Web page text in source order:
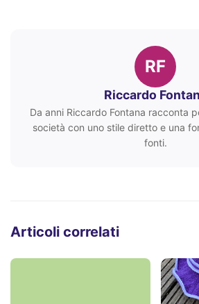
RF
Riccardo
Da anni Riccardo Fontana racconta
società con uno stile diretto e una
fonti.
Articoli correlati